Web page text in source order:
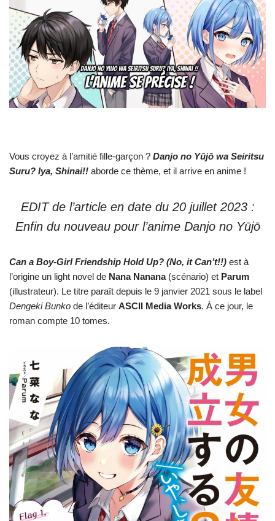
Vous croyez à l’amitié fille-garçon ? Danjo no Yūjō wa Seiritsu
Suru? Iya, Shinai!! aborde ce thème, et il arrive en anime !
EDIT de l’article en date du 20 juillet 2023 :
Enfin du nouveau pour l’anime Danjo no Yūjō
Can a Boy-Girl Friendship Hold Up? (No, it Can’t!!) est à
l’origine un light novel de Nana Nanana(scénario) et Parum
(illustrateur). Le titre paraît depuis le 9 janvier 2021 sous le label
Dengeki Bunko de l’éditeur ASCII Media Works. À ce jour, le
roman compte 10 tomes.